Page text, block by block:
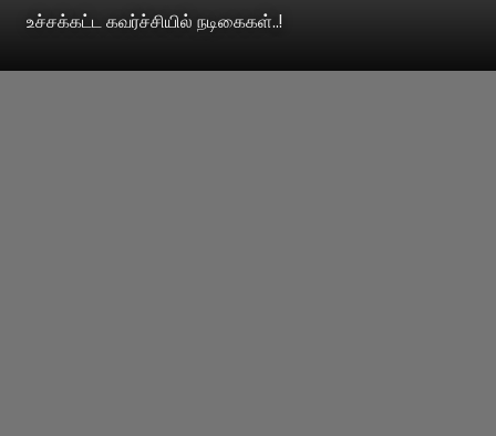
உச்சக்கட்ட கவர்ச்சியில் நடிகைகள்..!